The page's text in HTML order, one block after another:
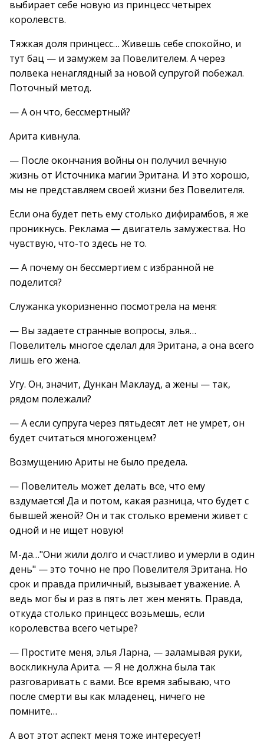
выбирает себе новую из принцесс четырех
королевств.
Тяжкая доля принцесс… Живешь себе спокойно, и
тут бац — и замужем за Повелителем. А через
полвека ненаглядный за новой супругой побежал.
Поточный метод.
— А он что, бессмертный?
Арита кивнула.
— После окончания войны он получил вечную
жизнь от Источника магии Эритана. И это хорошо,
мы не представляем своей жизни без Повелителя.
Если она будет петь ему столько дифирамбов, я же
проникнусь. Реклама — двигатель замужества. Но
чувствую, что-то здесь не то.
— А почему он бессмертием с избранной не
поделится?
Служанка укоризненно посмотрела на меня:
— Вы задаете странные вопросы, элья…
Повелитель многое сделал для Эритана, а она всего
лишь его жена.
Угу. Он, значит, Дункан Маклауд, а жены — так,
рядом полежали?
— А если супруга через пятьдесят лет не умрет, он
будет считаться многоженцем?
Возмущению Ариты не было предела.
— Повелитель может делать все, что ему
вздумается! Да и потом, какая разница, что будет с
бывшей женой? Он и так столько времени живет с
одной и не ищет новую!
М-да…"Они жили долго и счастливо и умерли в один
день" — это точно не про Повелителя Эритана. Но
срок и правда приличный, вызывает уважение. А
ведь мог бы и раз в пять лет жен менять. Правда,
откуда столько принцесс возьмешь, если
королевства всего четыре?
— Простите меня, элья Ларна, — заламывая руки,
воскликнула Арита. — Я не должна была так
разговаривать с вами. Все время забываю, что
после смерти вы как младенец, ничего не
помните…
А вот этот аспект меня тоже интересует!